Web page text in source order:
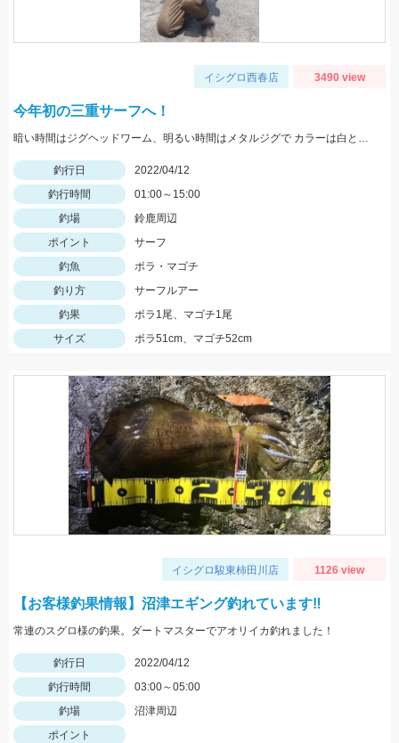
イシグロ西春店 3490 view
今年初の三重サーフへ！
暗い時間はジグヘッドワーム、明るい時間はメタルジグで カラーは白とピンクが好反応！
釣行日
2022/04/12
釣行時間
01:00～15:00
釣場
鈴鹿周辺
ポイント
サーフ
釣魚
ボラ・マゴチ
釣り方
サーフルアー
釣果
ボラ1尾、マゴチ1尾
サイズ
ボラ51cm、マゴチ52cm
イシグロ駿東柿田川店 1126 view
【お客様釣果情報】沼津エギング釣れています‼
常連のスグロ様の釣果。ダートマスターでアオリイカ釣れました！
釣行日
2022/04/12
釣行時間
03:00～05:00
釣場
沼津周辺
ポイント